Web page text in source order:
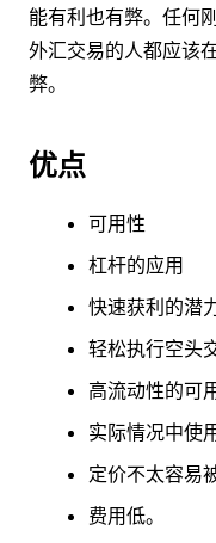
能有利也有弊。任何
外汇交易的人都应该
弊。
优点
可用性
杠杆的应用
快速获利的潜
轻松执行空头
高流动性的可
实际情况中使
定价不太容易
费用低。